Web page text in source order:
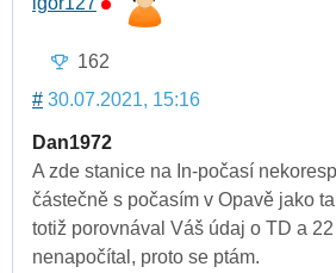
162
# 30.07.2021, 15:16
Dan1972
A zde stanice na In-počasí
částečně s počasím v Opavě jako
totiž porovnával Váš údaj o TD a
nenapočítal, proto se ptám.